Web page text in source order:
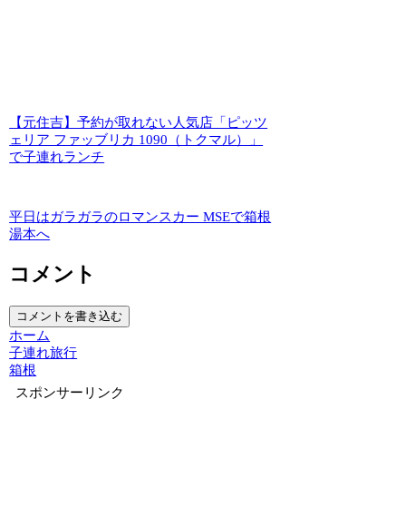
【元住吉】予約が取れない人気店「ピッツ
ェリア ファッブリカ 1090（トクマル）」
で子連れランチ
平日はガラガラのロマンスカー MSEで箱根
湯本へ
コメント
コメントを書き込む
ホーム
子連れ旅行
箱根
スポンサーリンク